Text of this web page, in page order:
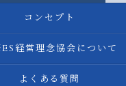
コンセプト
経営理念協会について
よくある質問